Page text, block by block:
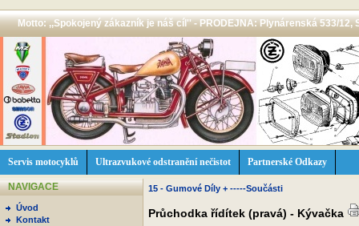
Motto: ,,Spokojený zákazník je náš cíl'' - PRODEJNA: Plynárenská 533/12,
Servis motocyklů Ultrazvukové odstranění nečistot Partnerské Odkazy
NAVIGACE
Úvod
Kontakt
15 - Gumové Díly + -----Součásti
Průchodka řídítek (pravá) - Kývačka